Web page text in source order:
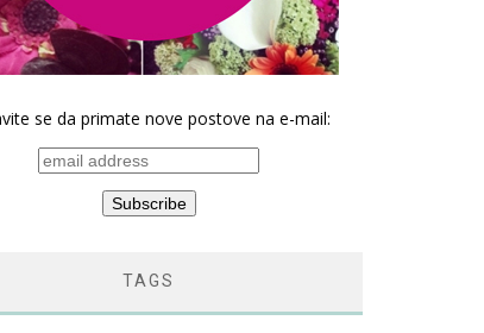
se da primate nove postove na e-mail:
TAGS